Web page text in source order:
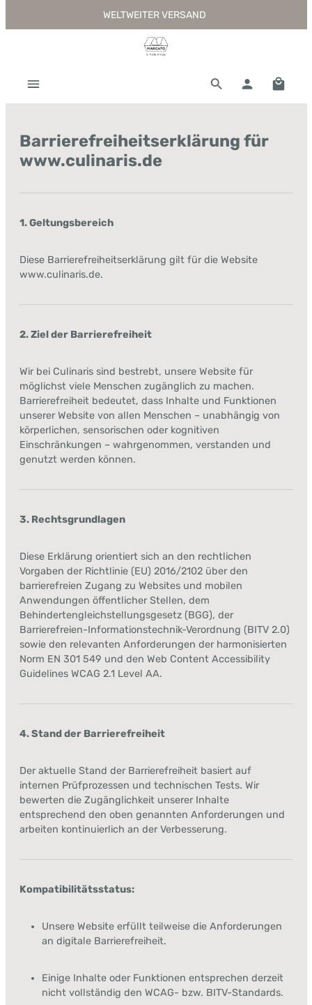
Zum Hauptinhalt springenWELTWEITER VERSAND
Barrierefreiheitserklärung für
www.culinaris.de
1. Geltungsbereich
Diese Barrierefreiheitserklärung gilt für die Website
www.culinaris.de.
2. Ziel der Barrierefreiheit
Wir bei Culinaris sind bestrebt, unsere Website für
möglichst viele Menschen zugänglich zu machen.
Barrierefreiheit bedeutet, dass Inhalte und Funktionen
unserer Website von allen Menschen – unabhängig von
körperlichen, sensorischen oder kognitiven
Einschränkungen – wahrgenommen, verstanden und
genutzt werden können.
3. Rechtsgrundlagen
Diese Erklärung orientiert sich an den rechtlichen
Vorgaben der Richtlinie (EU) 2016/2102 über den
barrierefreien Zugang zu Websites und mobilen
Anwendungen öffentlicher Stellen, dem
Behindertengleichstellungsgesetz (BGG), der
Barrierefreien-Informationstechnik-Verordnung (BITV 2.0)
sowie den relevanten Anforderungen der harmonisierten
Norm EN 301 549 und den Web Content Accessibility
Guidelines WCAG 2.1 Level AA.
4. Stand der Barrierefreiheit
Der aktuelle Stand der Barrierefreiheit basiert auf
internen Prüfprozessen und technischen Tests. Wir
bewerten die Zugänglichkeit unserer Inhalte
entsprechend den oben genannten Anforderungen und
arbeiten kontinuierlich an der Verbesserung.
Kompatibilitätsstatus:
Unsere Website erfüllt teilweise die Anforderungen
an digitale Barrierefreiheit.
Einige Inhalte oder Funktionen entsprechen derzeit
nicht vollständig den WCAG- bzw. BITV-Standards.